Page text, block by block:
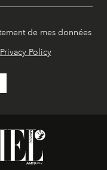
de mes données
Privacy Policy